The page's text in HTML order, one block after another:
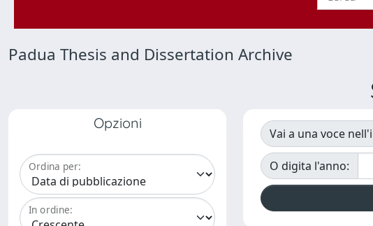
Padua Thesis and Dissertation Archive
Opzioni
Ordina per:
In ordine:
Vai a una voce
O digita l'anno: